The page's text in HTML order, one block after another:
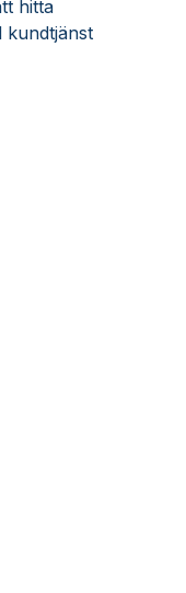
hitta
kundtjänst